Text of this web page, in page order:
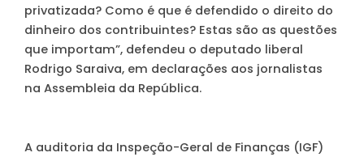
privatizada? Como é que é defendido o direito do
dinheiro dos contribuintes? Estas são as questões
que importam”, defendeu o deputado liberal
Rodrigo Saraiva, em declarações aos jornalistas
na Assembleia da República.
A auditoria da Inspeção-Geral de Finanças (IGF)